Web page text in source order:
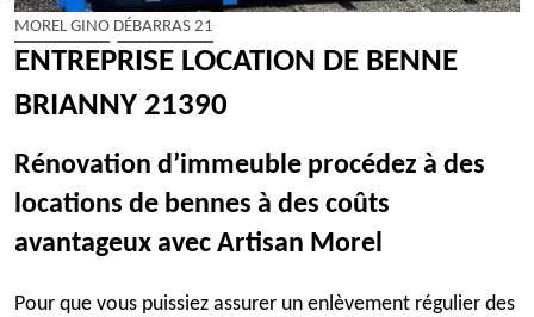
MOREL GINO DÉBARRAS 21
ENTREPRISE LOCATION DE BENNE
BRIANNY 21390
Rénovation d’immeuble procédez à des
locations de bennes à des coûts
avantageux avec Artisan Morel
Pour que vous puissiez assurer un enlèvement régulier des